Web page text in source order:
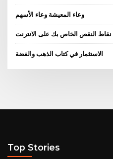
وعاء المعيشة وعاء الأسهم
الاستثمار في كتاب الذهب والفضة
Top Stories